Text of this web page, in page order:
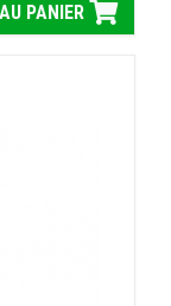
PANIER